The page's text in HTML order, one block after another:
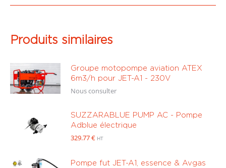
Produits similaires
Groupe motopompe aviation ATEX
6m3/h pour JET-A1 - 230V
Nous consulter
SUZZARABLUE PUMP AC - Pompe
Adblue électrique
329.77€ HT
Pompe fut JET-A1, essence & Avgas